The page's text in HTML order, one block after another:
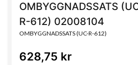
OMBYGGNADSSATS
R-612) 02008104
OMBYGGNADSSATS (UC-R-612)
628,75 kr